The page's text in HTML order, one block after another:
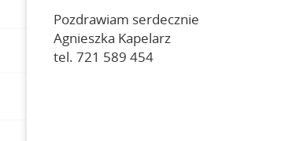
Pozdrawiam serdecznie
Agnieszka Kapelarz
tel. 721 589 454